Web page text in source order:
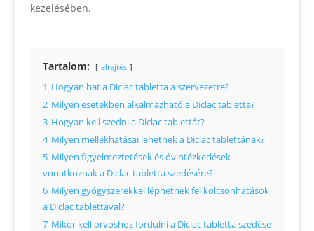
kezelésében.
Tartalom: elrejtés
1 Hogyan hat a Diclac tabletta a szervezetre?
2 Milyen esetekben alkalmazható a Diclac tabletta?
3 Hogyan kell szedni a Diclac tablettát?
4 Milyen mellékhatásai lehetnek a Diclac tablettának?
5 Milyen figyelmeztetések és óvintézkedések
vonatkoznak a Diclac tabletta szedésére?
6 Milyen gyógyszerekkel léphetnek fel kölcsönhatások
a Diclac tablettával?
7 Mikor kell orvoshoz fordulni a Diclac tabletta szedése